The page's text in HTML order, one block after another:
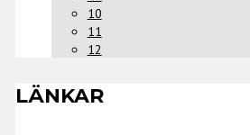
10
11
12
LÄNKAR